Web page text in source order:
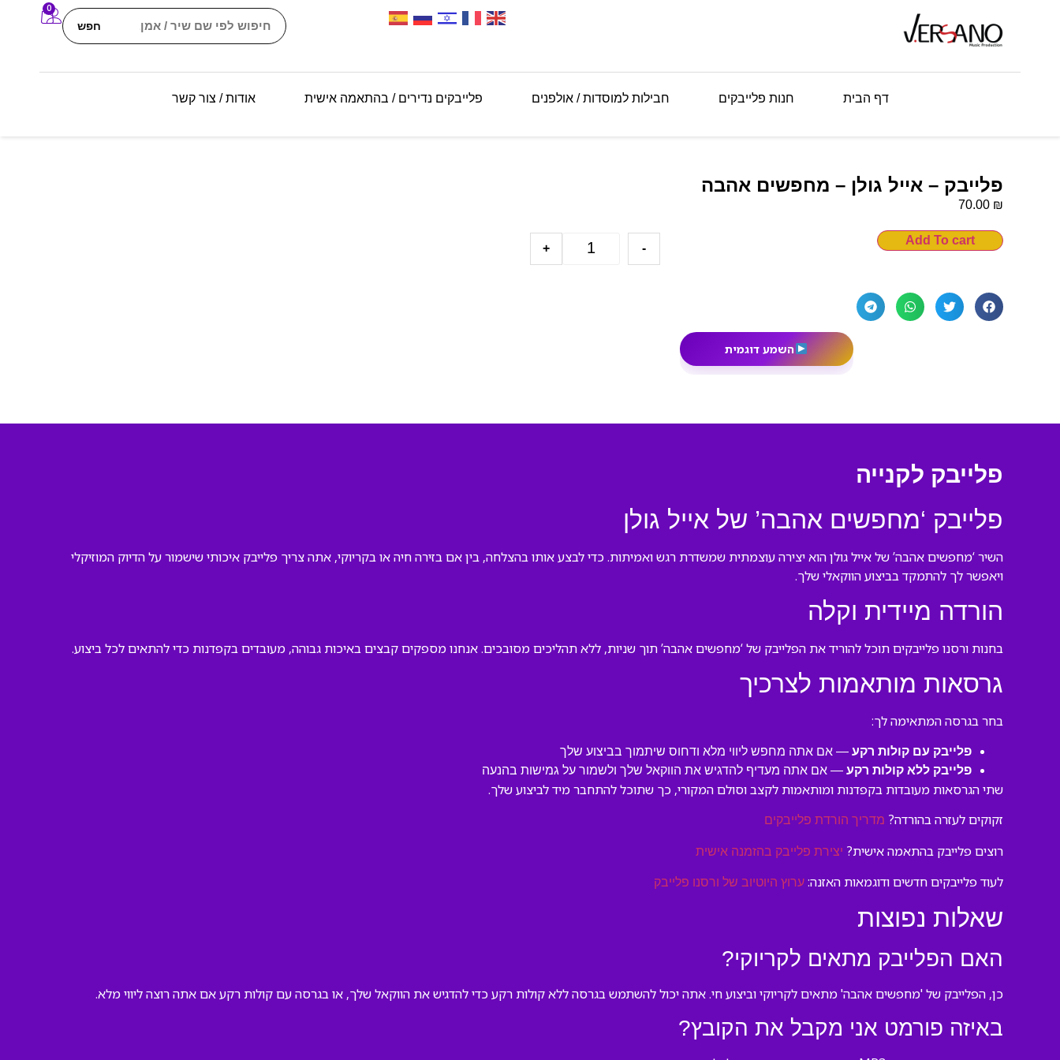
חפש
0
דף הבית חנות פלייבקים חבילות למוסדות / אולפנים פלייבקים נדירים / בהתאמה אישית אודות / צור קשר
פלייבק – אייל גולן – מחפשים אהבה
70.00 ₪
-
+
Add To cart
השמע דוגמית
פלייבק לקנייה
פלייבק ‘מחפשים אהבה’ של אייל גולן
השיר ‘מחפשים אהבה’ של אייל גולן הוא יצירה עוצמתית שמשדרת רגש ואמיתות. כדי לבצע אותו בהצלחה, בין אם בזירה חיה או בקריוקי, אתה צריך פלייבק איכותי שישמור על הדיוק המוזיקלי
ויאפשר לך להתמקד בביצוע הווקאלי שלך.
הורדה מיידית וקלה
בחנות ורסנו פלייבקים תוכל להוריד את הפלייבק של ‘מחפשים אהבה’ תוך שניות, ללא תהליכים מסובכים. אנחנו מספקים קבצים באיכות גבוהה, מעובדים בקפדנות כדי להתאים לכל ביצוע.
גרסאות מותאמות לצרכיך
בחר בגרסה המתאימה לך:
פלייבק עם קולות רקע — אם אתה מחפש ליווי מלא ודחוס שיתמוך בביצוע שלך
פלייבק ללא קולות רקע — אם אתה מעדיף להדגיש את הווקאל שלך ולשמור על גמישות בהנעה
שתי הגרסאות מעובדות בקפדנות ומותאמות לקצב וסולם המקורי, כך שתוכל להתחבר מיד לביצוע שלך.
זקוקים לעזרה בהורדה? מדריך הורדת פלייבקים
רוצים פלייבק בהתאמה אישית? יצירת פלייבק בהזמנה אישית
לעוד פלייבקים חדשים ודוגמאות האזנה: ערוץ היוטיוב של ורסנו פלייבק
שאלות נפוצות
האם הפלייבק מתאים לקריוקי?
כן, הפלייבק של 'מחפשים אהבה' מתאים לקריוקי וביצוע חי. אתה יכול להשתמש בגרסה ללא קולות רקע כדי להדגיש את הווקאל שלך, או בגרסה עם קולות רקע אם אתה רוצה ליווי מלא.
באיזה פורמט אני מקבל את הקובץ?